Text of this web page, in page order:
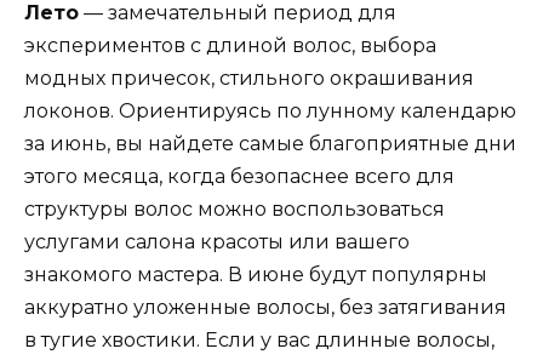
Лето — замечательный период для
экспериментов с длиной волос, выбора
модных причесок, стильного окрашивания
локонов. Ориентируясь по лунному календарю
за июнь, вы найдете самые благоприятные дни
этого месяца, когда безопаснее всего для
структуры волос можно воспользоваться
услугами салона красоты или вашего
знакомого мастера. В июне будут популярны
аккуратно уложенные волосы, без затягивания
в тугие хвостики. Если у вас длинные волосы,